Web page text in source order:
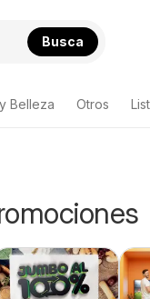
Busca
Belleza Otros